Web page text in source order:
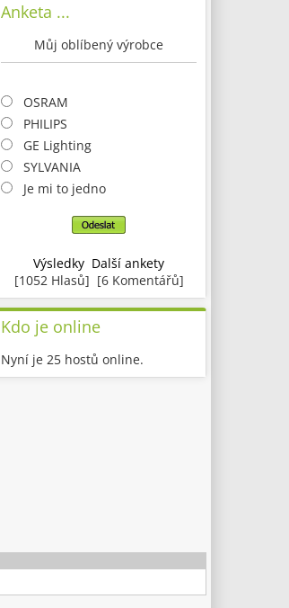
Anketa ...
Můj oblíbený výrobce
OSRAM
PHILIPS
GE Lighting
SYLVANIA
Je mi to jedno
Výsledky Další ankety
[1052 Hlasů] [6 Komentářů]
Kdo je online
Nyní je 25 hostů online.